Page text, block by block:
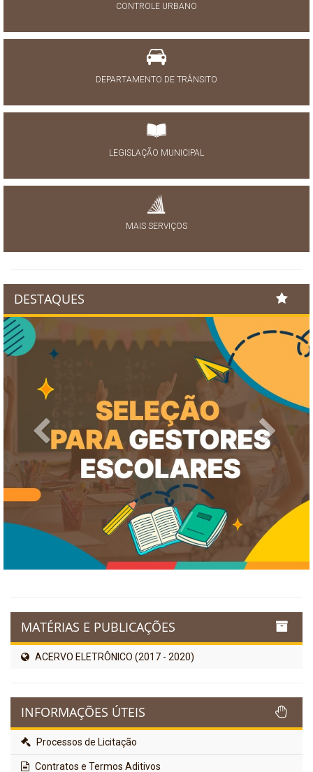
CONTROLE URBANO
DEPARTAMENTO DE TRÂNSITO
LEGISLAÇÃO MUNICIPAL
MAIS SERVIÇOS
DESTAQUES
Previous Next
MATÉRIAS E PUBLICAÇÕES
ACERVO ELETRÔNICO (2017 - 2020)
INFORMAÇÕES ÚTEIS
Processos de Licitação
Contratos e Termos Aditivos